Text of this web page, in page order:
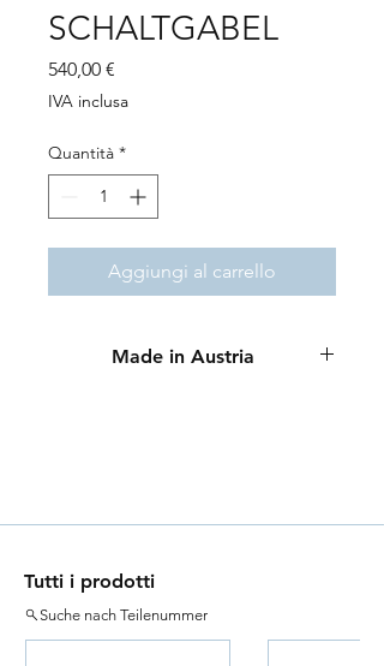
SCHALTGABEL
540,00 €
IVA inclusa
Quantità *
Aggiungi al carrello
Made in Austria
Tutti i prodotti
Suche nach Teilenummer